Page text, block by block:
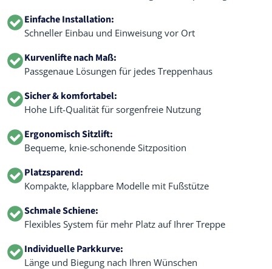
Einfache Installation:
Schneller Einbau und Einweisung vor Ort
Kurvenlifte nach Maß:
Passgenaue Lösungen für jedes Treppenhaus
Sicher & komfortabel:
Hohe Lift-Qualität für sorgenfreie Nutzung
Ergonomisch Sitzlift:
Bequeme, knie-schonende Sitzposition
Platzsparend:
Kompakte, klappbare Modelle mit Fußstütze
Schmale Schiene:
Flexibles System für mehr Platz auf Ihrer Treppe
Individuelle Parkkurve:
Länge und Biegung nach Ihren Wünschen